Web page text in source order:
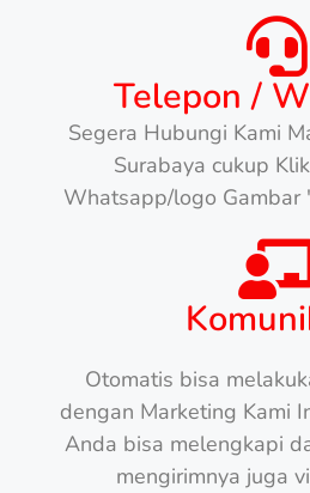
Telepon /
Segera Hubungi Kami
Surabaya cukup
Whatsapp/logo Gambar
Otomatis bisa
dengan Marketing Kami
Anda bisa melengkapi
mengirimnya juga